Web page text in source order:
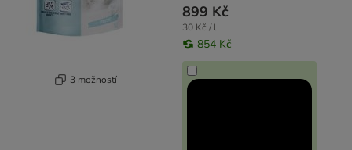
3 možností
899 Kč
30 Kč / l
854 Kč